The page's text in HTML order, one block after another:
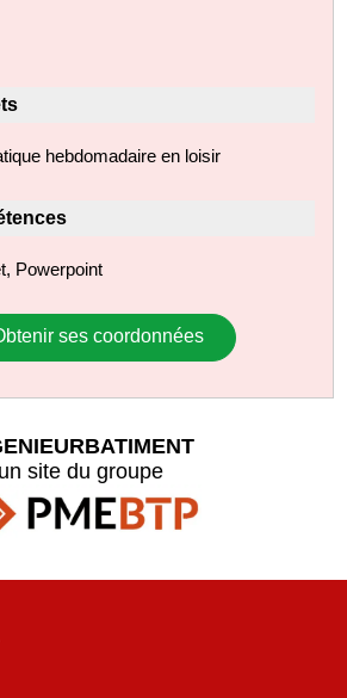
hebdomadaire en loisir
Powerpoint
ses coordonnées
un site du groupe